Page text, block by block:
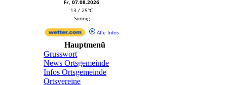
Fr, 07.08.2026
13 / 25°C
Sonnig
Alle Infos
Hauptmenü
Grusswort
News Ortsgemeinde
Infos Ortsgemeinde
Ortsvereine